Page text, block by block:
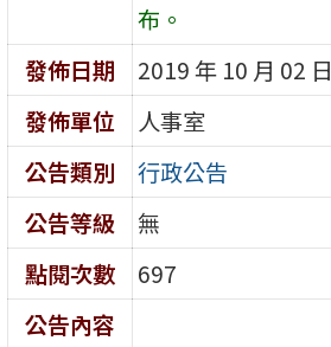
布。
發佈日期
2019 年 10 月 02 日
發佈單位
人事室
公告類別
行政公告
公告等級
無
點閱次數
697
公告內容